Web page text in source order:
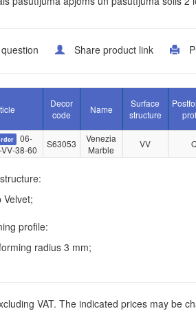
Share product link
Decor
code
Name
Surface
structure
06-
38-60
S63053
Venezia
Marble
VV
profile:
radius 3 mm;
VAT. The indicated prices may be